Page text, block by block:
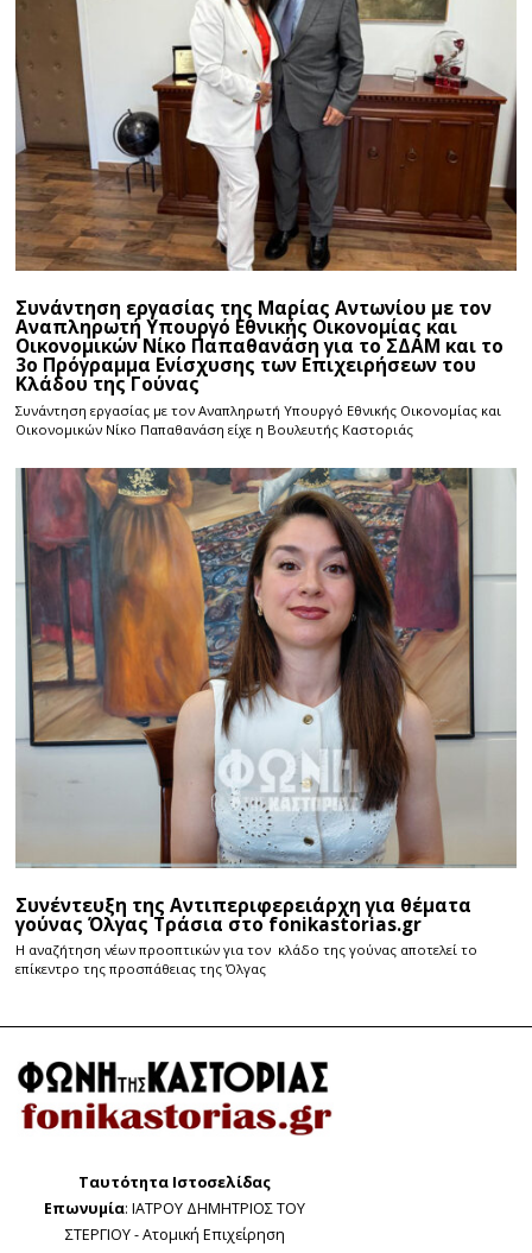
Συνάντηση εργασίας της Μαρίας Αντωνίου με τον
Αναπληρωτή Υπουργό Εθνικής Οικονομίας και
Οικονομικών Νίκο Παπαθανάση για το ΣΔΑΜ και το
3ο Πρόγραμμα Ενίσχυσης των Επιχειρήσεων του
Κλάδου της Γούνας
Συνάντηση εργασίας με τον Αναπληρωτή Υπουργό Εθνικής Οικονομίας και
Οικονομικών Νίκο Παπαθανάση είχε η Βουλευτής Καστοριάς
Συνέντευξη της Αντιπεριφερειάρχη για θέματα
γούνας Όλγας Τράσια στο fonikastorias.gr
Η αναζήτηση νέων προοπτικών για τον κλάδο της γούνας αποτελεί το
επίκεντρο της προσπάθειας της Όλγας
Ταυτότητα Ιστοσελίδας
Επωνυμία: ΙΑΤΡΟΥ ΔΗΜΗΤΡΙΟΣ ΤΟΥ
ΣΤΕΡΓΙΟΥ - Ατομική Επιχείρηση